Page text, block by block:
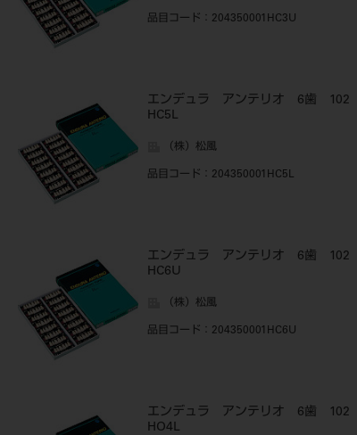
品目コード ：204350001HC3U
エンデュラ アンテリオ 6歯 102
HC5L
（株）松風
品目コード ：204350001HC5L
エンデュラ アンテリオ 6歯 102
HC6U
（株）松風
品目コード ：204350001HC6U
エンデュラ アンテリオ 6歯 102
HO4L